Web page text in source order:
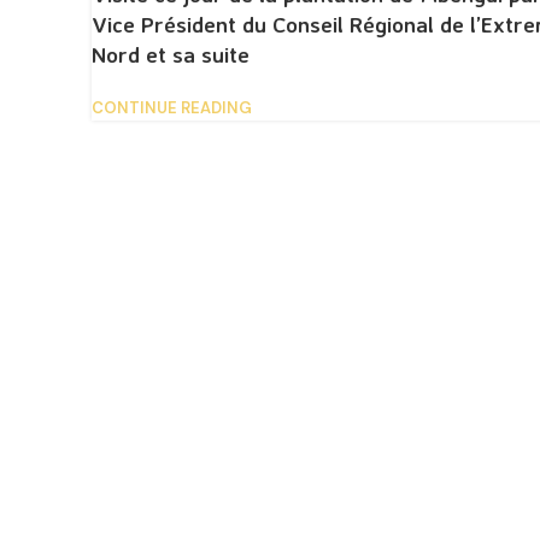
Vice Président du Conseil Régional de
Nord et sa suite
CONTINUE READING